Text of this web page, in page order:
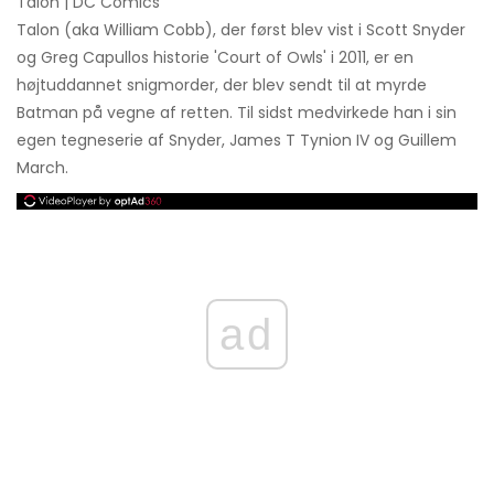
Talon (aka William Cobb), der først blev vist i Scott Snyder
og Greg Capullos historie 'Court of Owls' i 2011, er en
højtuddannet snigmorder, der blev sendt til at myrde
Batman på vegne af retten. Til sidst medvirkede han i sin
egen tegneserie af Snyder, James T Tynion IV og Guillem
March.
ad